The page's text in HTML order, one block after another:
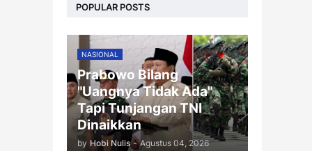
POPULAR POSTS
NASIONAL
Prabowo Bilang
"Uangnya Tidak Ada"
Tapi Tunjangan TNI
Dinaikkan
by Hobi Nulis - Agustus 04, 2026